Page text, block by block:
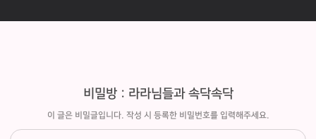
비밀방 : 라라님들과 속닥속닥
이 글은 비밀글입니다. 작성 시 등록한 비밀번호를 입력해주세요.